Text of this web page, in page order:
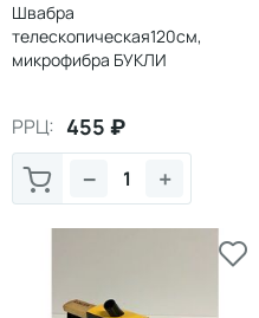
Швабра
телескопическая120см,
микрофибра БУКЛИ
РРЦ: 455 ₽
+
−